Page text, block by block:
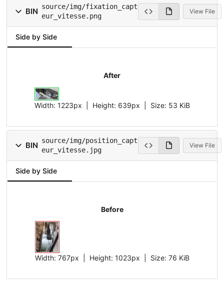
BIN
source/img/fixation_capt
eur_vitesse.png
View File
Side by Side
After
Width: 1223px | Height: 639px Size: 53 KiB
BIN
source/img/position_capt
eur_vitesse.jpg
View File
Side by Side
Before
Width: 767px | Height: 1023px Size: 76 KiB